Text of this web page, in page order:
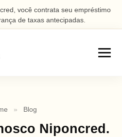
você contrata seu empréstimo
de taxas antecipadas.
folha
» Blog
Niponcred.